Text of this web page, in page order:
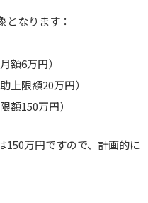
となります：
額6万円）
上限額20万円）
額150万円）
150万円ですので、計画的に